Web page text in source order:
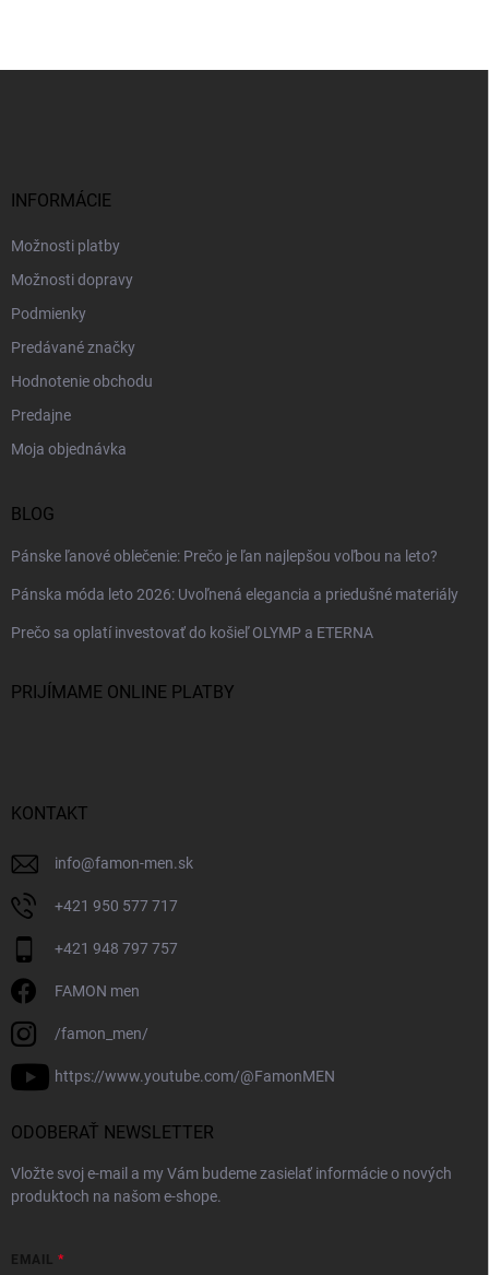
INFORMÁCIE
Možnosti platby
Možnosti dopravy
Podmienky
Predávané značky
Hodnotenie obchodu
Predajne
Moja objednávka
BLOG
Pánske ľanové oblečenie: Prečo je ľan najlepšou voľbou na leto?
Pánska móda leto 2026: Uvoľnená elegancia a priedušné materiály
Prečo sa oplatí investovať do košieľ OLYMP a ETERNA
PRIJÍMAME ONLINE PLATBY
KONTAKT
info@famon-men.sk
+421 950 577 717
+421 948 797 757
FAMON men
/famon_men/
https://www.youtube.com/@FamonMEN
ODOBERAŤ NEWSLETTER
Vložte svoj e-mail a my Vám budeme zasielať informácie o nových
produktoch na našom e-shope.
EMAIL